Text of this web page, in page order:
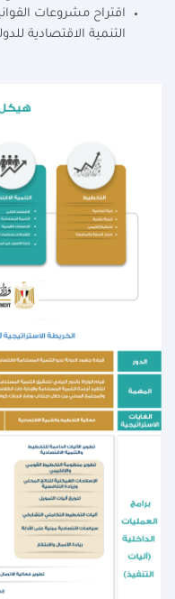
اقتراح مشروعات
التنمية الاقتصادية